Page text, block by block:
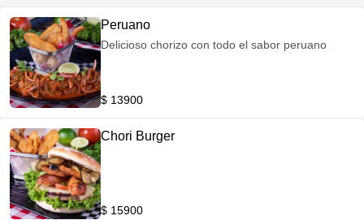
Peruano
Delicioso chorizo con todo el sabor peruano
$ 13900
Chori Burger
$ 15900